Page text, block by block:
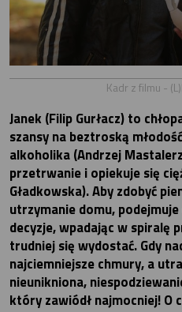
Kadr z filmu -
Janek (Filip Gurłacz) to
szansy na beztroską
alkoholika (Andrzej
przetrwanie i opiekuje się
Gładkowska). Aby zdobyć
utrzymanie domu,
decyzje, wpadając w spiralę
trudniej się wydostać. Gdy
najciemniejsze chmury, a
nieunikniona,
który zawiódł najmocniej! O